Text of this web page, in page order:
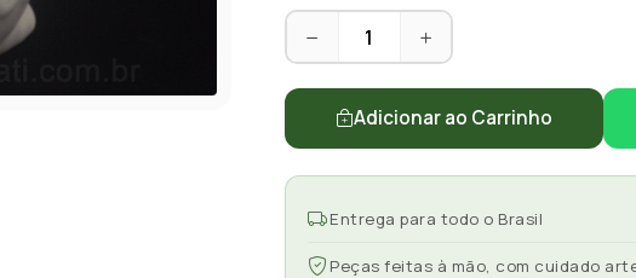
Adicionar ao Carrinho
Entrega para todo o Brasil
Peças feitas à mão, com cuidado